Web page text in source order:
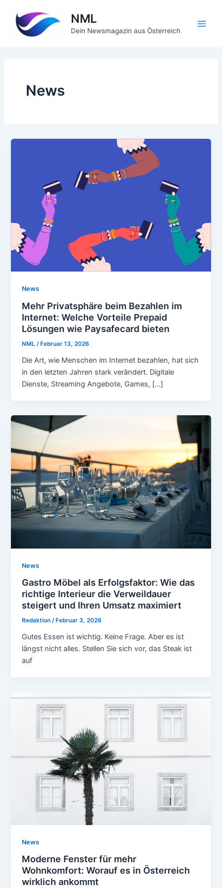
Inhalt
springen
NML
Dein Newsmagazin aus Österreich
News
News
Mehr Privatsphäre beim Bezahlen im
Internet: Welche Vorteile Prepaid
Lösungen wie Paysafecard bieten
NML/ Februar 13, 2026
Die Art, wie Menschen im Internet bezahlen, hat sich
in den letzten Jahren stark verändert. Digitale
Dienste, Streaming Angebote, Games, […]
News
Gastro Möbel als Erfolgsfaktor: Wie das
richtige Interieur die Verweildauer
steigert und Ihren Umsatz maximiert
Redaktion/ Februar 3, 2026
Gutes Essen ist wichtig. Keine Frage. Aber es ist
längst nicht alles. Stellen Sie sich vor, das Steak ist
auf
News
Moderne Fenster für mehr
Wohnkomfort: Worauf es in Österreich
wirklich ankommt